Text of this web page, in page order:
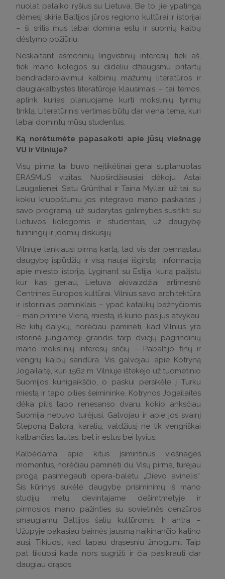
nuolat palaiko ryšius su Lietuva. Be to, jie ypatingą
dėmesį skiria Baltijos jūros regiono kultūrai ir istorijai
– ši sritis mus labai domina estų ir suomių kalbų
dėstymo požiūriu.
Neskaitant asmeninių lingvistinių interesų, tiek aš,
tiek mano kolegos su dideliu džiaugsmu pritartų
bendradarbiavimui kalbinių mažumų literatūros ir
daugiakalbystės literatūroje klausimais – tai temos,
aplink kurias planuojame kurti mokslinių tyrimų
tinklą. Literatūrinis vertimas būtų dar viena tema, kuri
labai domintų mūsų studentus.
Ką norėtumėte papasakoti apie jūsų viešnagę
VU ir Vilniuje?
Visų pirma tai buvo neįtikėtinai gerai suplanuotas
ERASMUS vizitas. Nuoširdžiausiai dėkoju Astai
Laugalienei, Satu Grünthal ir Taina Mylläri už tai, su
kokiu kruopštumu jos integravo mano paskaitas į
savo programą, už sudarytas galimybes susitikti su
Lietuvos kolegomis ir studentais, už daugybę
turiningų ir įdomių diskusijų.
Vilniuje lankiausi pirmą kartą, tad vis dar permąstau
daugybę įspūdžių ir visą naujai išgirstą informaciją
apie miesto istoriją. Lyginant su Estija, kurią pažįstu
kur kas geriau, Lietuva akivaizdžiai artimesnė
Centrinės Europos kultūrai. Vilnius savo architektūra
ir istoriniais paminklais – ypač katalikų bažnyčiomis
– man priminė Vieną, miestą, iš kurio pas jus atvykau.
Be kitų dalykų, norėčiau paminėti, kad Vilnius yra
istorinė jungiamoji grandis tarp dviejų pagrindinių
mano mokslinių interesų sričių – Pabaltijo finų ir
vengrų kalbų sandūra. Vis galvojau apie Kotryną
Jogailaitę, kuri 1562 m. Vilniuje ištekėjo už tuometinio
Suomijos kunigaikščio, o paskui persikėlė į Turku
miestą ir tapo pilies šeimininke. Kotrynos Jogailaitės
dėka pilis tapo renesanso dvaru, kokio anksčiau
Suomija nebuvo turėjusi. Galvojau ir apie jos svainį
Steponą Batorą, karalių, valdžiusį ne tik vengriškai
kalbančias tautas, bet ir estus bei lyvius.
Kalbėdama apie kitus įsimintinus viešnagės
momentus, norėčiau paminėti du. Visų pirma, turėjau
progą pasimėgauti opera-baletu „Dievo avinėlis“.
Šis kūrinys sukėlė daugybę prisiminimų iš mano
studijų metų devintajame dešimtmetyje ir
pirmosios mano pažinties su sovietinės cenzūros
smaugiamų Baltijos šalių kultūromis. Ir antra –
Užupyje pakasiau baimės jausmą naikinančio katino
ausį. Tikiuosi, kad tapau drąsesniu žmogumi. Taip
pat tikiuosi kada nors sugrįžti ir čia pasikrauti dar
daugiau drąsos.